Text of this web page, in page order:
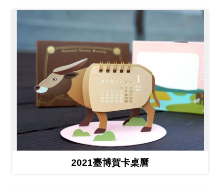
2021臺博賀卡桌曆